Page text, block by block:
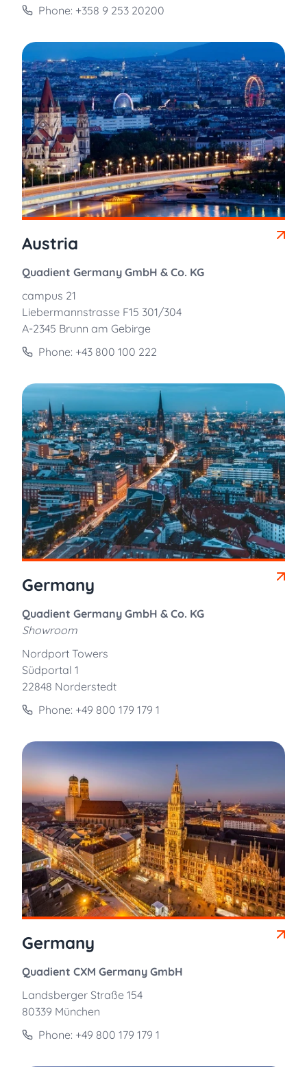
Phone: +358 9 253 20200
Austria
Quadient Germany GmbH & Co. KG
campus 21
Liebermannstrasse F15 301/304
A-2345 Brunn am Gebirge
Phone: +43 800 100 222
Germany
Quadient Germany GmbH & Co. KG
Showroom
Nordport Towers
Südportal 1
22848 Norderstedt
Phone: +49 800 179 179 1
Germany
Quadient CXM Germany GmbH
Landsberger Straße 154
80339 München
Phone: +49 800 179 179 1